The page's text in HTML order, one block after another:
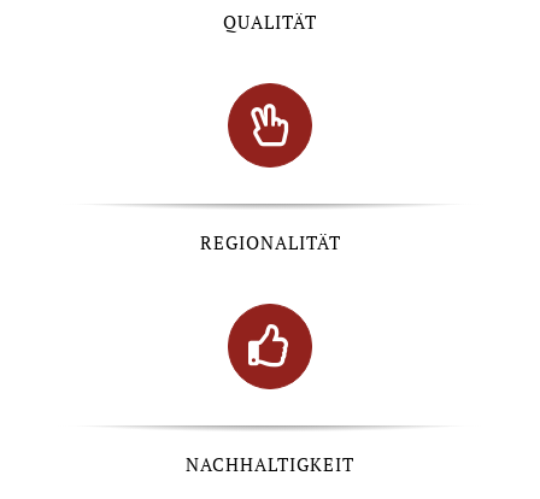
QUALITÄT
REGIONALITÄT
NACHHALTIGKEIT